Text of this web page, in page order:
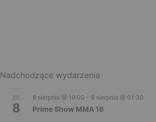
Nadchodzące wydarzenia
SIE
8
8 sierpnia @ 19:00 - 9 sierpnia @ 01:30
Prime Show MMA 18